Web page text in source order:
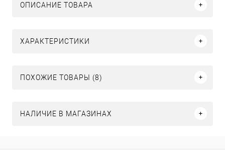
ОПИСАНИЕ ТОВАРА
ХАРАКТЕРИСТИКИ
ПОХОЖИЕ ТОВАРЫ (8)
НАЛИЧИЕ В МАГАЗИНАХ